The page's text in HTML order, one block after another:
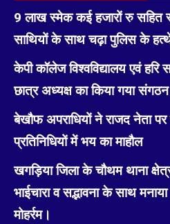
9 लाख स्मेक कई हजारों रु सहित
साथियों के साथ चढ़ा पुलिस के
केपी कॉलेज विश्वविद्यालय एवं
छात्र अध्यक्ष का किया गया संगठन
बेखौफ अपराधियों ने राजद नेता
प्रतिनिधियों में भय का माहौल
खगड़िया जिला के चौथम थाना
भाईचारा व सद्भावना के साथ
मोहर्रम।